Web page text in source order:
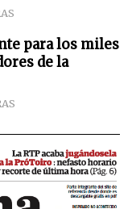
para los miles
de la